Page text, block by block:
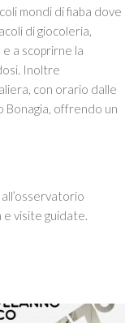
mondi di fiaba dove
di giocoleria,
a scoprirne la
Inoltre
con orario dalle
Bonagia, offrendo un
visite guidate.